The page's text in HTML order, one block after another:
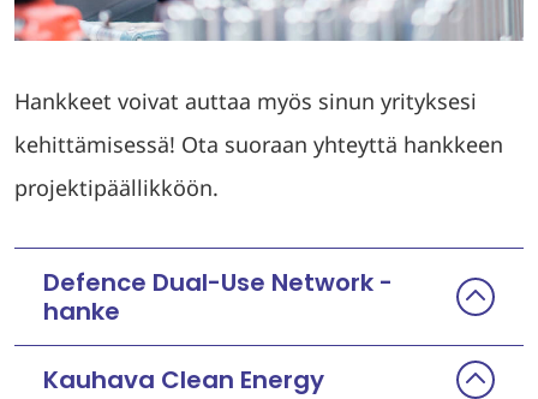
Hankkeet voivat auttaa myös sinun yrityksesi
kehittämisessä! Ota suoraan yhteyttä hankkeen
projektipäällikköön.
Defence Dual-Use Network -
hanke
Kauhava Clean Energy